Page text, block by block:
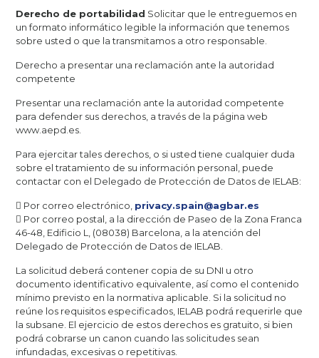
Derecho de portabilidad Solicitar que le entreguemos en
un formato informático legible la información que tenemos
sobre usted o que la transmitamos a otro responsable.
Derecho a presentar una reclamación ante la autoridad
competente
Presentar una reclamación ante la autoridad competente
para defender sus derechos, a través de la página web
www.aepd.es.
Para ejercitar tales derechos, o si usted tiene cualquier duda
sobre el tratamiento de su información personal, puede
contactar con el Delegado de Protección de Datos de IELAB:
 Por correo electrónico, privacy.spain@agbar.es
 Por correo postal, a la dirección de Paseo de la Zona Franca
46-48, Edificio L, (08038) Barcelona, a la atención del
Delegado de Protección de Datos de IELAB.
La solicitud deberá contener copia de su DNI u otro
documento identificativo equivalente, así como el contenido
mínimo previsto en la normativa aplicable. Si la solicitud no
reúne los requisitos especificados, IELAB podrá requerirle que
la subsane. El ejercicio de estos derechos es gratuito, si bien
podrá cobrarse un canon cuando las solicitudes sean
infundadas, excesivas o repetitivas.